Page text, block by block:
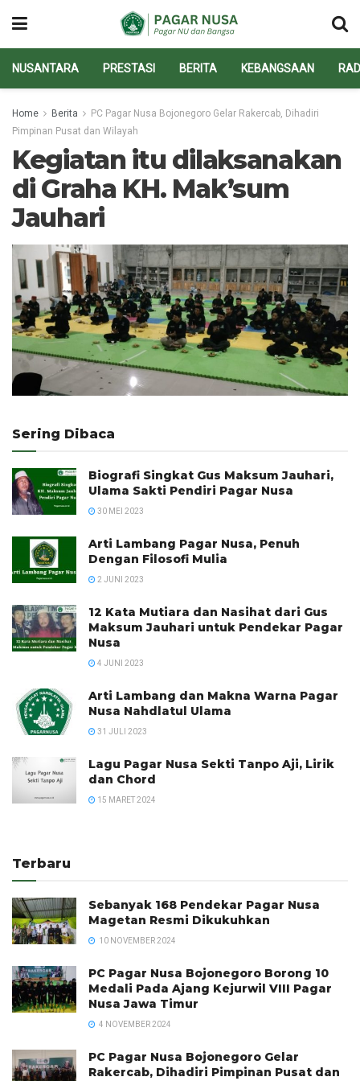
NUSANTARA PRESTASI BERITA KEBANGSAAN
Home Berita
PC Pagar Nusa Bojonegoro Gelar Rakercab, Dihadiri
Pimpinan Pusat dan Wilayah
Kegiatan itu dilaksanakan
di Graha KH. Mak’sum
Jauhari
Sering Dibaca
Biografi Singkat Gus Maksum Jauhari,
Ulama Sakti Pendiri Pagar Nusa
30 MEI 2023
Arti Lambang Pagar Nusa, Penuh
Dengan Filosofi Mulia
2 JUNI 2023
12 Kata Mutiara dan Nasihat dari Gus
Maksum Jauhari untuk Pendekar Pagar
Nusa
4 JUNI 2023
Arti Lambang dan Makna Warna Pagar
Nusa Nahdlatul Ulama
31 JULI 2023
Lagu Pagar Nusa Sekti Tanpo Aji, Lirik
dan Chord
15 MARET 2024
Terbaru
Sebanyak 168 Pendekar Pagar Nusa
Magetan Resmi Dikukuhkan
10 NOVEMBER 2024
PC Pagar Nusa Bojonegoro Borong 10
Medali Pada Ajang Kejurwil VIII Pagar
Nusa Jawa Timur
4 NOVEMBER 2024
PC Pagar Nusa Bojonegoro Gelar
Rakercab, Dihadiri Pimpinan Pusat dan